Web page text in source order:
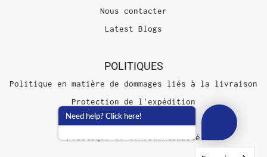
Nous contacter
Latest Blogs
POLITIQUES
Politique en matière de dommages liés à la livraison
Protection de l'expédition
Conditions d'utilisation
Politique de confidentialité
Need help? Click here!